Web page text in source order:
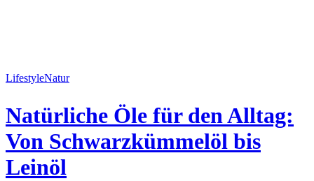
LifestyleNatur
Natürliche Öle für den Alltag:
Von Schwarzkümmelöl bis
Leinöl